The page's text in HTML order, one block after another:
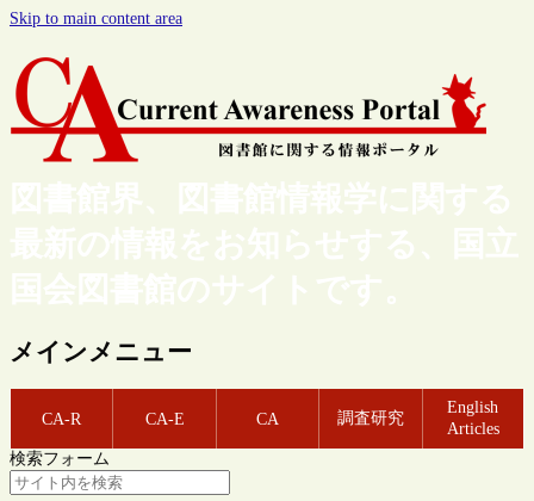
Skip to main content area
図書館界、図書館情報学に関する
最新の情報をお知らせする、国立
国会図書館のサイトです。
メインメニュー
CA-R CA-E CA 調査研究
English
Articles
検索フォーム